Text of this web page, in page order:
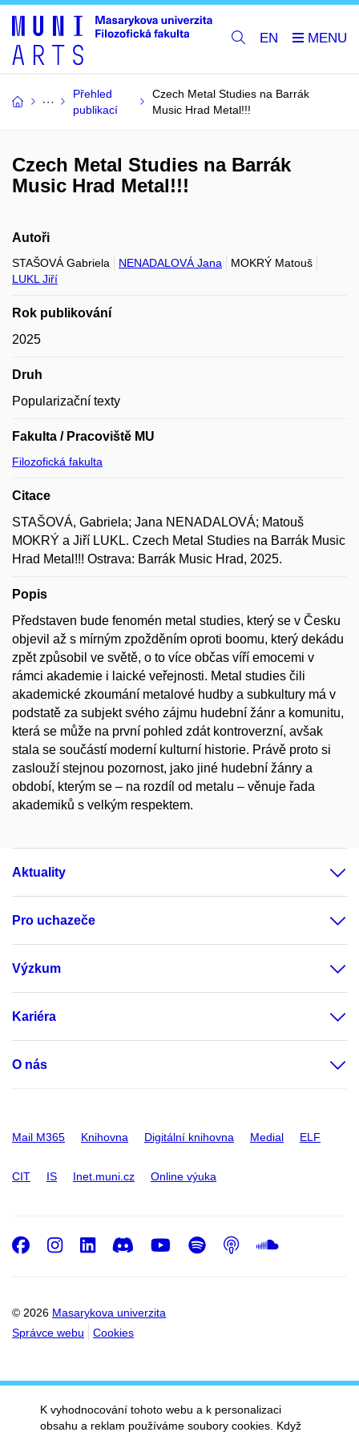
EN
Přehled
publikací
Czech Metal Studies na Barrák
Music Hrad Metal!!!
Czech Metal Studies na Barrák
Music Hrad Metal!!!
Autoři
STAŠOVÁ Gabriela NENADALOVÁ Jana
MOKRÝ Matouš
LUKL Jiří
Rok publikování
2025
Druh
Popularizační texty
Fakulta / Pracoviště MU
Filozofická fakulta
Citace
STAŠOVÁ, Gabriela; Jana NENADALOVÁ; Matouš
MOKRÝ a Jiří LUKL. Czech Metal Studies na Barrák Music
Hrad Metal!!! Ostrava: Barrák Music Hrad, 2025.
Popis
Představen bude fenomén metal studies, který se v Česku
objevil až s mírným zpožděním oproti boomu, který dekádu
zpět způsobil ve světě, o to více občas víří emocemi v
rámci akademie i laické veřejnosti. Metal studies čili
akademické zkoumání metalové hudby a subkultury má v
podstatě za subjekt svého zájmu hudební žánr a komunitu,
která se může na první pohled zdát kontroverzní, avšak
stala se součástí moderní kulturní historie. Právě proto si
zaslouží stejnou pozornost, jako jiné hudební žánry a
období, kterým se – na rozdíl od metalu – věnuje řada
akademiků s velkým respektem.
Aktuality
Pro uchazeče
Výzkum
Kariéra
O nás
Mail M365 Knihovna Digitální knihovna Medial ELF
CIT IS Inet.muni.cz Online výuka
© 2026 Masarykova univerzita
Správce webu
Cookies
Facebook
Instagram
LinkedIn
DiscordYoutube
Spotify
Podcast
K vyhodnocování tohoto webu a k personalizaci
obsahu a reklam používáme soubory cookies. Když